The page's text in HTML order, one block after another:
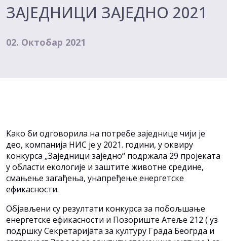
ЗАЈЕДНИЦИ ЗАЈЕДНО 2021
02. Октобар 2021
Kако би одговорила на потребе заједнице чији је
део, компанија НИС је у 2021. години, у оквиру
конкурса „Заједници заједно“ подржала 29 пројеката
у области екологије и заштите животне средине,
смањење загађења, унапређење енергетске
ефикасности.
Објављени су резултати конкурса за побољшање
енергетске ефикасности и Позориште Атеље 212 ( уз
подршку Секретаријата за културу Града Беогрда и